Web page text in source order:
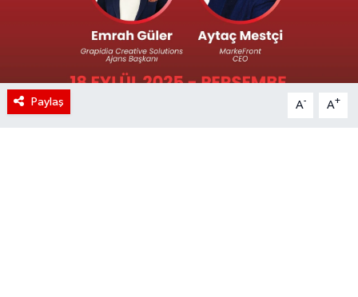
Paylaş A- A+